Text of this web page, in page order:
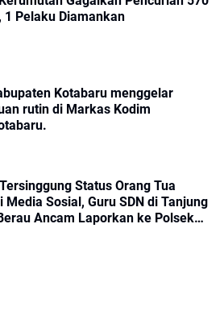
1 Pelaku Diamankan
Kotabaru menggelar
rutin di Markas Kodim
Status Orang Tua
Media Sosial, Guru SDN di Tanjung
Ancam Laporkan ke Polsek